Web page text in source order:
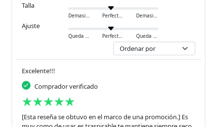
Talla
Demasiado pequeño Perfecto Demasiado grande
Ajuste
Queda ajustado Perfecto Queda holgado
Excelente!!!
Comprador verificado
[Esta reseña se obtuvo en el marco de una promoción.] Es